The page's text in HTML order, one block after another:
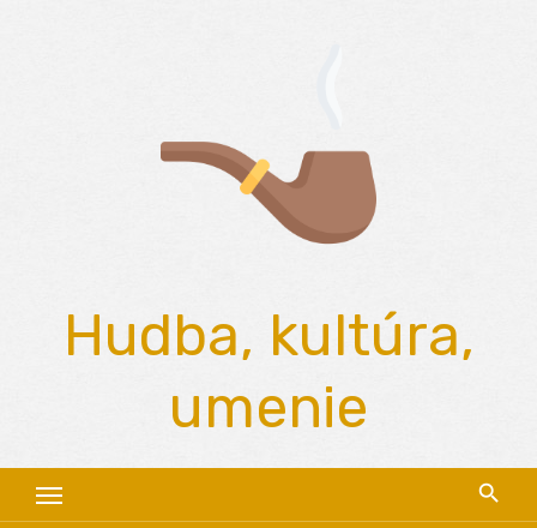
Hudba, kultúra,
umenie